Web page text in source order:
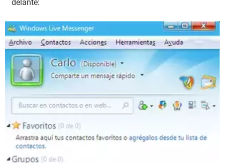
delante: